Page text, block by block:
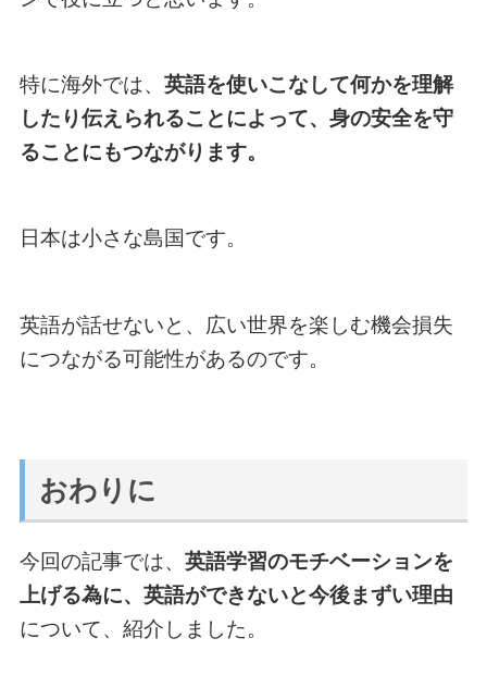
特に海外では、 英語を使いこなして何かを理解
したり伝えられることによって、身の安全を守
ることにもつながります。
日本は小さな島国です。
英語が話せないと、広い世界を楽しむ機会損失
につながる可能性があるのです。
おわりに
今回の記事では、 英語学習のモチベーションを
上げる為に、英語ができないと今後まずい理由
について、紹介しました。